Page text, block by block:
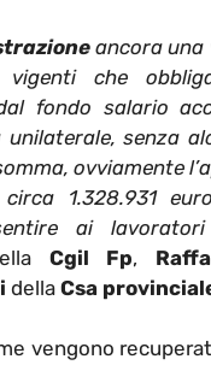
ancora una
che
fondo salario
senza
ovviamente
1.328.931
ai
Cgil Fp,
della Csa
vengono